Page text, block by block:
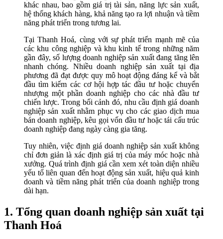
khác nhau, bao gồm giá trị tài sản, năng lực sản xuất,
hệ thống khách hàng, khả năng tạo ra lợi nhuận và tiềm
năng phát triển trong tương lai.
Tại Thanh Hoá, cùng với sự phát triển mạnh mẽ của
các khu công nghiệp và khu kinh tế trong những năm
gần đây, số lượng doanh nghiệp sản xuất đang tăng lên
nhanh chóng. Nhiều doanh nghiệp sản xuất tại địa
phương đã đạt được quy mô hoạt động đáng kể và bắt
đầu tìm kiếm các cơ hội hợp tác đầu tư hoặc chuyển
nhượng một phần doanh nghiệp cho các nhà đầu tư
chiến lược. Trong bối cảnh đó, nhu cầu định giá doanh
nghiệp sản xuất nhằm phục vụ cho các giao dịch mua
bán doanh nghiệp, kêu gọi vốn đầu tư hoặc tái cấu trúc
doanh nghiệp đang ngày càng gia tăng.
Tuy nhiên, việc định giá doanh nghiệp sản xuất không
chỉ đơn giản là xác định giá trị của máy móc hoặc nhà
xưởng. Quá trình định giá cần xem xét toàn diện nhiều
yếu tố liên quan đến hoạt động sản xuất, hiệu quả kinh
doanh và tiềm năng phát triển của doanh nghiệp trong
dài hạn.
1. Tổng quan doanh nghiệp sản xuất tại
Thanh Hoá